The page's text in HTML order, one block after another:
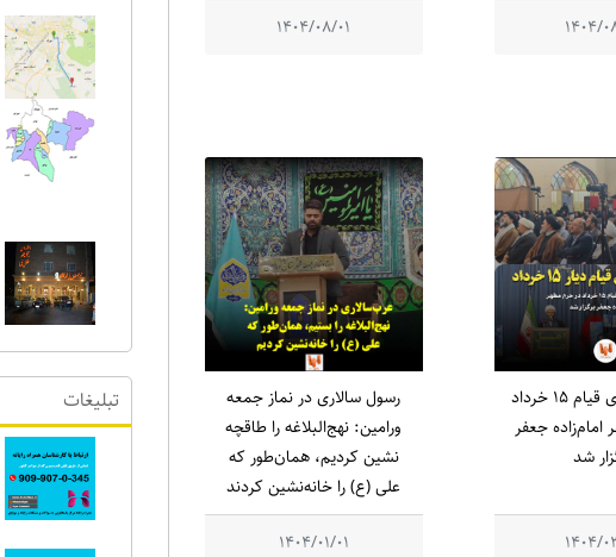
1404/
1404/08/01
یادواره شهدای قیام ۱۵ خرداد
جعفر
شد
1404/
رسول سالاری در نماز جمعه
ورامین: نهج‌البلاغه را طاقچه
نشین کردیم، همان‌طور که
علی (ع) را خانه‌نشین کردند
1404/01/01
تبلیغات